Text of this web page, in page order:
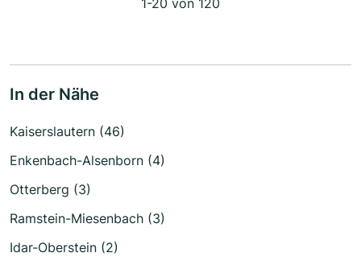
1-20 von 120
In der Nähe
Kaiserslautern (46)
Enkenbach-Alsenborn (4)
Otterberg (3)
Ramstein-Miesenbach (3)
Idar-Oberstein (2)